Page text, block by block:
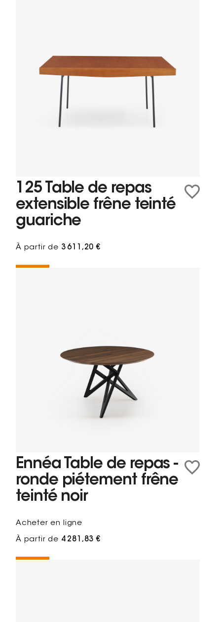
125 Table de repas
extensible frêne teinté
guariche
À partir de 3 611,20 €
Ennéa Table de repas -
ronde piétement frêne
teinté noir
Acheter en ligne
À partir de 4 281,83 €